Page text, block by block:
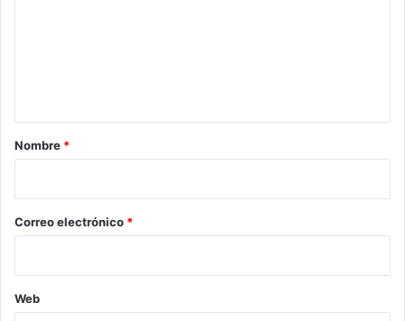
r
*
Nombre *
Correo electrónico *
Web